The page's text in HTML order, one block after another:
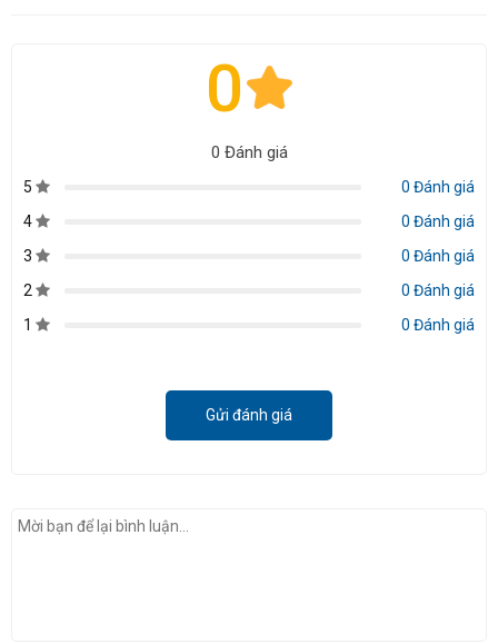
0
0 Đánh giá
5
0 Đánh giá
4
0 Đánh giá
3
0 Đánh giá
2
0 Đánh giá
1
0 Đánh giá
Gửi đánh giá